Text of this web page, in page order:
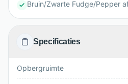
Bruin/Zwarte Fudge/Pepper
Specificaties
Opbergruimte